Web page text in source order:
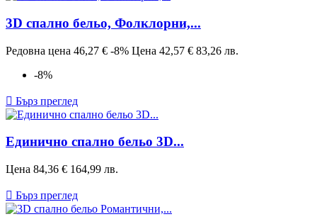
3D спално бельо, Фолклорни,...
Редовна цена 46,27 € -8% Цена 42,57 € 83,26 лв.
-8%
 Бърз преглед
Единично спално бельо 3D...
Цена 84,36 € 164,99 лв.
 Бърз преглед